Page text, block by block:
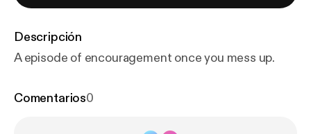
Descripción
A episode of encouragement once you mess up.
Comentarios0